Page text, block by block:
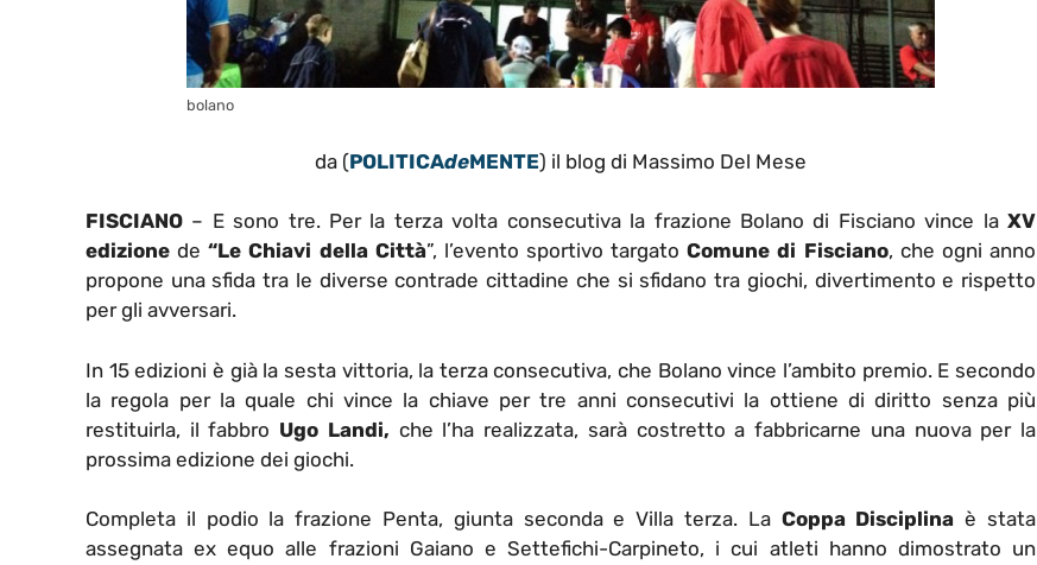
bolano
da (POLITICAdeMENTE) il blog di Massimo Del Mese
FISCIANO – E sono tre. Per la terza volta consecutiva la frazione Bolano di Fisciano vince la XV
edizione de“Le Chiavi della Città”, l’evento sportivo targatoComune di Fisciano, che ogni anno
propone una sfida tra le diverse contrade cittadine che si sfidano tra giochi, divertimento e rispetto
per gli avversari.
In 15 edizioni è già la sesta vittoria, la terza consecutiva, che Bolano vince l’ambito premio. E secondo
la regola per la quale chi vince la chiave per tre anni consecutivi la ottiene di diritto senza più
restituirla, il fabbro Ugo Landi, che l’ha realizzata, sarà costretto a fabbricarne una nuova per la
prossima edizione dei giochi.
Completa il podio la frazione Penta, giunta seconda e Villa terza. La Coppa Disciplina è stata
assegnata ex equo alle frazioni Gaiano e Settefichi-Carpineto, i cui atleti hanno dimostrato un